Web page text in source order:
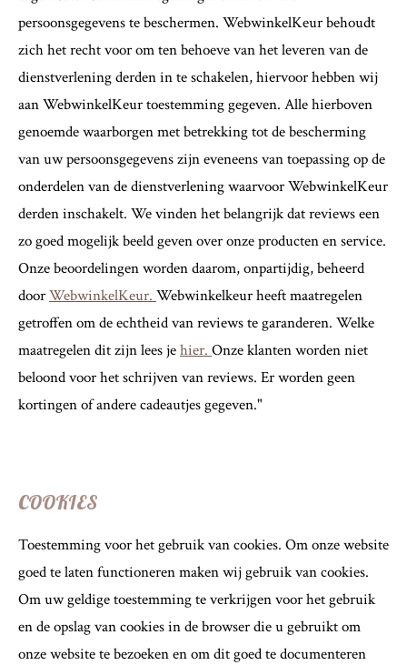
persoonsgegevens te beschermen. WebwinkelKeur behoudt
zich het recht voor om ten behoeve van het leveren van de
dienstverlening derden in te schakelen, hiervoor hebben wij
aan WebwinkelKeur toestemming gegeven. Alle hierboven
genoemde waarborgen met betrekking tot de bescherming
van uw persoonsgegevens zijn eveneens van toepassing op de
onderdelen van de dienstverlening waarvoor WebwinkelKeur
derden inschakelt. We vinden het belangrijk dat reviews een
zo goed mogelijk beeld geven over onze producten en service.
Onze beoordelingen worden daarom, onpartijdig, beheerd
doorWebwinkelKeur. Webwinkelkeur heeft maatregelen
getroffen om de echtheid van reviews te garanderen. Welke
maatregelen dit zijn lees jehier. Onze klanten worden niet
beloond voor het schrijven van reviews. Er worden geen
kortingen of andere cadeautjes gegeven."
COOKIES
Toestemming voor het gebruik van cookies. Om onze website
goed te laten functioneren maken wij gebruik van cookies.
Om uw geldige toestemming te verkrijgen voor het gebruik
en de opslag van cookies in de browser die u gebruikt om
onze website te bezoeken en om dit goed te documenteren